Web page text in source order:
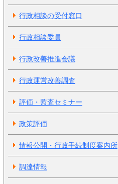
行政相談の受付窓口
行政相談委員
行政改善推進会議
行政運営改善調査
評価・監査セミナー
政策評価
情報公開・行政手続制度案内所
調達情報